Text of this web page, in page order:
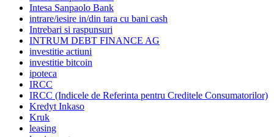
Intesa Sanpaolo Bank
intrare/iesire in/din tara cu bani cash
Intrebari si raspunsuri
INTRUM DEBT FINANCE AG
investitie actiuni
investitie bitcoin
ipoteca
IRCC
IRCC (Indicele de Referinta pentru Creditele Consumatorilor)
Kredyt Inkaso
Kruk
leasing